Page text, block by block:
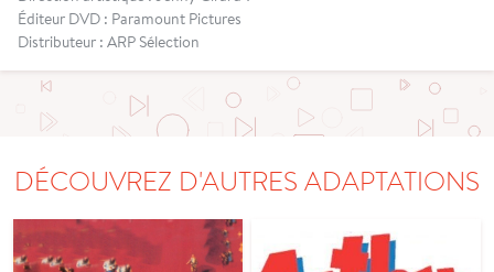
Éditeur DVD : Paramount Pictures
Distributeur : ARP Sélection
DÉCOUVREZ D'AUTRES ADAPTATIONS